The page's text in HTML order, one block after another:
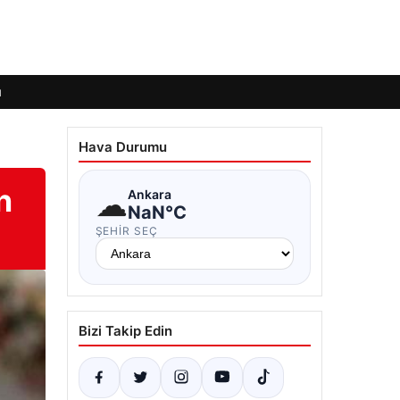
Hava Durumu
☁Ankara
NaN°C
ŞEHIR SEÇ
Bizi Takip Edin